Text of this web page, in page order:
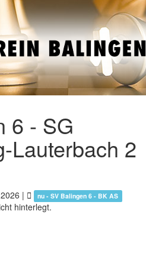
6 - SG
Lauterbach 2
| nu - SV Balingen 6 - BK AS
hinterlegt.